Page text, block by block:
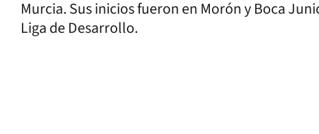
Murcia. Sus inicios fueron en Morón y Boca
Liga de Desarrollo.